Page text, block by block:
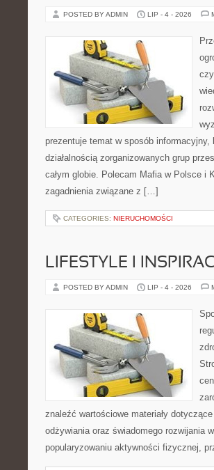
POSTED BY ADMIN LIP - 4 - 2026
prezentuje temat w sposób
działalnością zorganizowanych grup
całym globie. Polecam Mafia w Polsce i
zagadnienia związane z […]
CATEGORIES: NIERUCHOMOŚCI
LIFESTYLE I
POSTED BY ADMIN LIP - 4 - 2026
znaleźć wartościowe materiały
odżywiania oraz świadomego rozwijania
popularyzowaniu aktywności fizycznej,